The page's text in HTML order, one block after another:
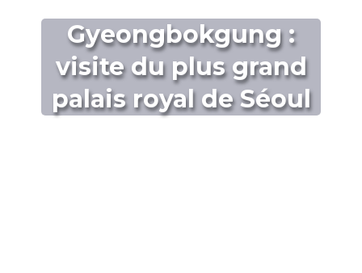
Gyeongbokgung :
visite du plus grand
palais royal de Séoul